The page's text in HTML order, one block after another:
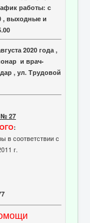
работы: с
, выходные и
2020 года ,
и врач-
, ул. Трудовой
№ 27
:
в соответствии с
г.